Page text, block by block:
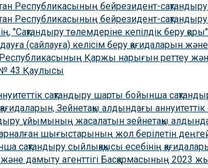
Республикасының бейрезидент-сақтандыру
Республикасының бейрезидент-
"Сақтандыру төлемдеріне кепілдік беру
(сайлауға) келісім беру қағидаларын және
Республикасының Қаржы нарығын реттеу
43 Қаулысы
сақтандыру шарты бойынша
қағидаларын, Зейнетақы алдындағы
ұйымының жасалатын зейнетақы
шығыстарының жол берілетін
сақтандыру сыйлықақысы есебінің
дамыту агенттігі Басқармасының 2023